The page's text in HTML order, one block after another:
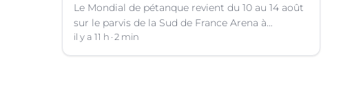
Le Mondial de pétanque revient du 10 au 14 août
sur le parvis de la Sud de France Arena à
Montpellier (Hérault).
il y a 11 h 2 min